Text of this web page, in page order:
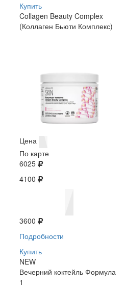
Купить
Collagen Beauty Complex
(Коллаген Бьюти Комплекс)
Цена
По карте
6025
4100
3600
Подробности
Купить
NEW
Вечерний коктейль Формула
1